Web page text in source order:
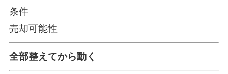
条件
売却可能性
全部整えてから動く